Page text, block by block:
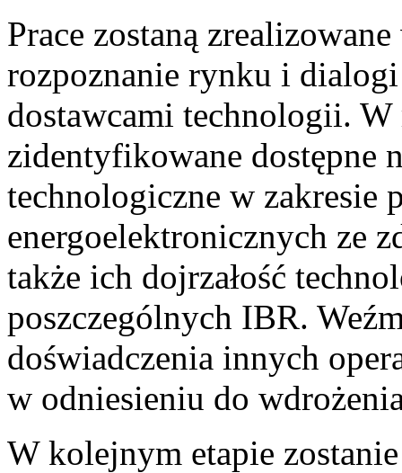
Prace zostaną
rozpoznanie rynku i
dostawcami technologii. W
zidentyfikowane dostępne
technologiczne w zakresie
energoelektronicznych ze
także ich dojrzałość
poszczególnych IBR.
doświadczenia innych
w odniesieniu do
W kolejnym etapie